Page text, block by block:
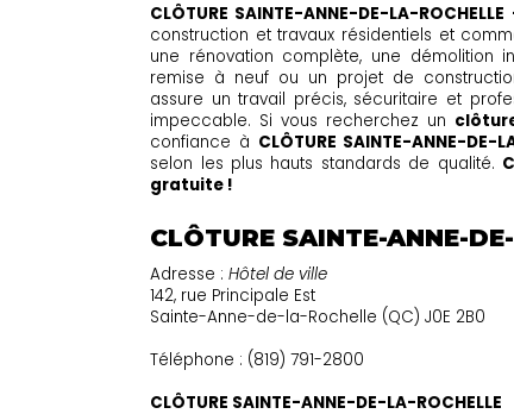
CLÔTURE SAINTE-ANNE-DE-LA-
construction et travaux résidentiels et
une rénovation complète, une démolition
remise à neuf ou un projet de
assure un travail précis, sécuritaire et
impeccable. Si vous recherchez un
confiance à CLÔTURE SAINTE-ANNE-DE-
selon les plus hauts standards de qualité.
gratuite !
CLÔTURE SAINTE-ANNE-
Adresse :Hôtel de ville
142, rue Principale Est
Sainte-Anne-de-la-Rochelle (QC) J0E 2B0
Téléphone : (819) 791-2800
CLÔTURE SAINTE-ANNE-DE-LA-ROCHELLE